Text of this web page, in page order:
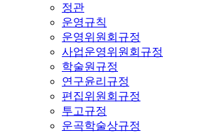
정관
운영규칙
운영위원회규정
사업운영위원회규정
학술원규정
연구윤리규정
편집위원회규정
투고규정
운곡학술상규정